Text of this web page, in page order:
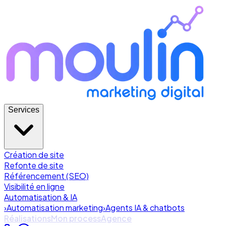
Services
Création de site
Refonte de site
Référencement (SEO)
Visibilité en ligne
Automatisation & IA
›Automatisation marketing›Agents IA & chatbots
RéalisationsMon processAgence